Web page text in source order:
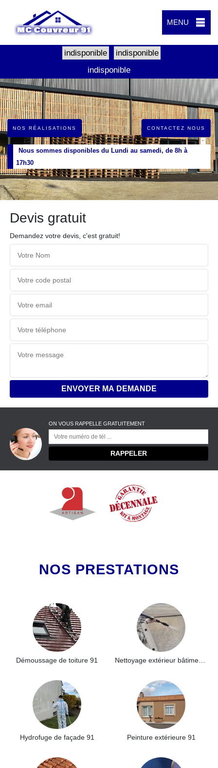
MENU
indisponible
indisponible
indisponible
NOS RÉALISATIONS CONTACTEZ NOUS
Nous sommes disponibles du Lundi au samedi, de 8h à
17h30
Devis gratuit
Demandez votre devis, c'est gratuit!
ON VOUS RAPPELLE GRATUITEMENT
NOS PRESTATIONS
Démoussage de toiture 91
Hydrofuge de façade 91 Peinture extérieure 91